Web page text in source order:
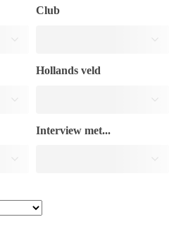
Club
Hollands veld
Interview met...